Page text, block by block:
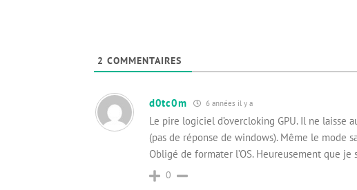
2 COMMENTAIRES
d0tc0m 6 années il y a
Le pire logiciel d’overcloking GPU. Il ne
(pas de réponse de windows). Même le mode
Obligé de formater l’OS. Heureusement que
0